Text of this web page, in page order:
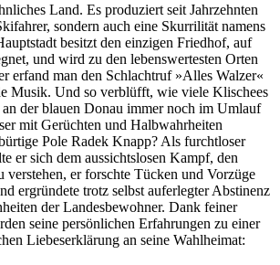
Land. Es produziert seit Jahrzehnten
sondern auch eine Skurrilität namens
besitzt den einzigen Friedhof, auf
und wird zu den lebenswertesten Orten
erfand man den Schlachtruf »Alles Walzer«
Musik. Und so verblüfft, wie viele Klischees
der blauen Donau immer noch im Umlauf
mit Gerüchten und Halbwahrheiten
Pole Radek Knapp? Als furchtloser
er sich dem aussichtslosen Kampf, den
verstehen, er forschte Tücken und Vorzüge
ergründete trotz selbst auferlegter Abstinenz
der Landesbewohner. Dank feiner
seine persönlichen Erfahrungen zu einer
Liebeserklärung an seine Wahlheimat: